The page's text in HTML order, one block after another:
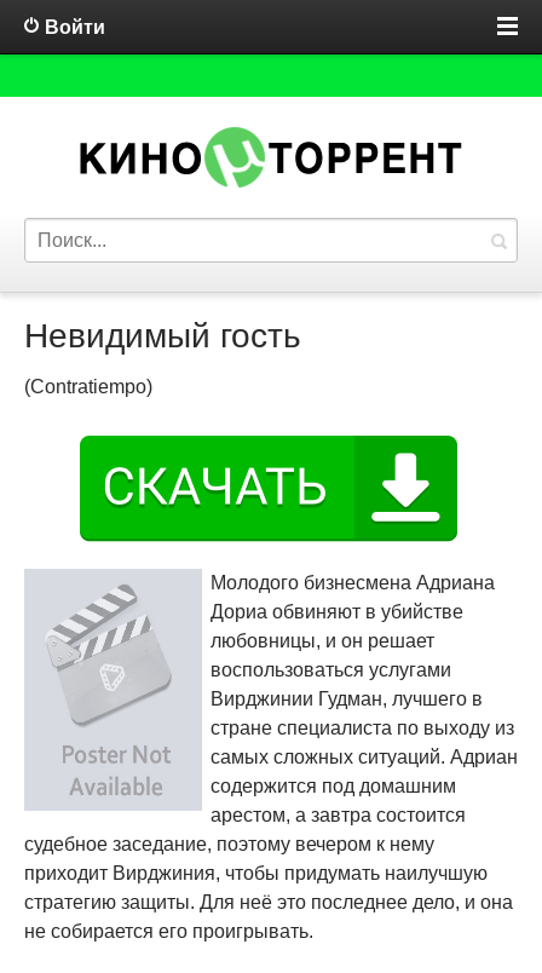
Войти
Невидимый гость
(Contratiempo)
Молодого бизнесмена Адриана
Дориа обвиняют в убийстве
любовницы, и он решает
воспользоваться услугами
Вирджинии Гудман, лучшего в
стране специалиста по выходу из
самых сложных ситуаций. Адриан
содержится под домашним
арестом, а завтра состоится
судебное заседание, поэтому вечером к нему
приходит Вирджиния, чтобы придумать наилучшую
стратегию защиты. Для неё это последнее дело, и она
не собирается его проигрывать.